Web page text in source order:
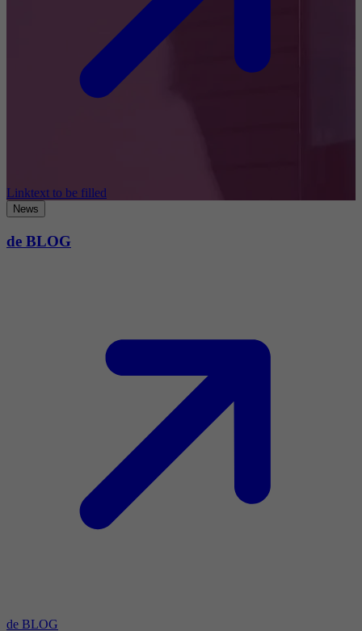
Linktext to be filled
News
de BLOG
de BLOG